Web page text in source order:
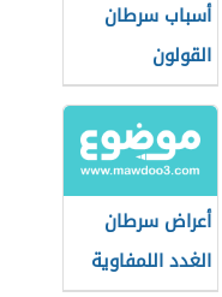
أسباب سرطان
القولون
أعراض سرطان
الغدد اللمفاوية